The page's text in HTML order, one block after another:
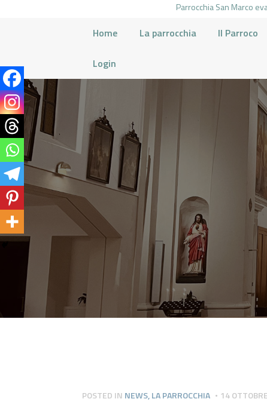
Parrocchia San Marco
Home La parrocchia Il Parroco
Login
POSTED IN NEWS,LA PARROCCHIA 14